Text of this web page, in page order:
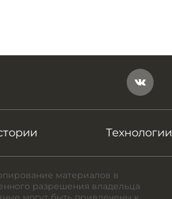
Технологии
материалов в
разрешения владельца